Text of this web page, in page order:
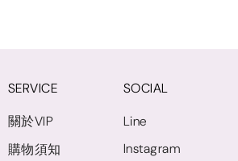
SERVICE
關於VIP
購物須知
SOCIAL
Line
Instagram